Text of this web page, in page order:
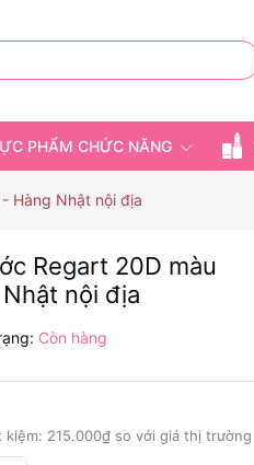
PHẨM CHỨC NĂNG
Hàng Nhật nội địa
Regart 20D màu
nội địa
Còn hàng
kiệm: 215.000₫ so với giá thị trường